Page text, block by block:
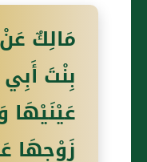
مَالِكٌ
بِنْتَ
زَوْجِهَا